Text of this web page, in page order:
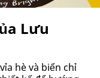
Lưu
hè và biển chỉ